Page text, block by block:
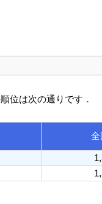
位は次の通りです．
全